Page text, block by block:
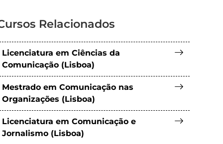
Relacionados
Licenciatura em Ciências da
Comunicação (Lisboa)
Mestrado em Comunicação nas
Organizações (Lisboa)
Licenciatura em Comunicação e
Jornalismo (Lisboa)